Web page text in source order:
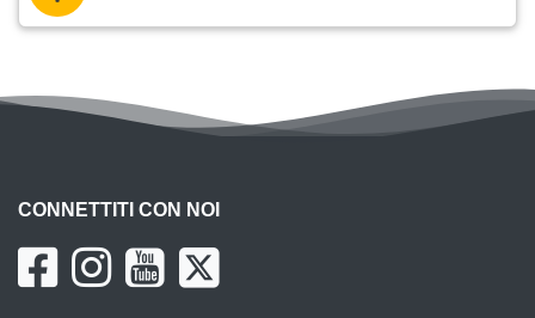
CONNETTITI CON NOI